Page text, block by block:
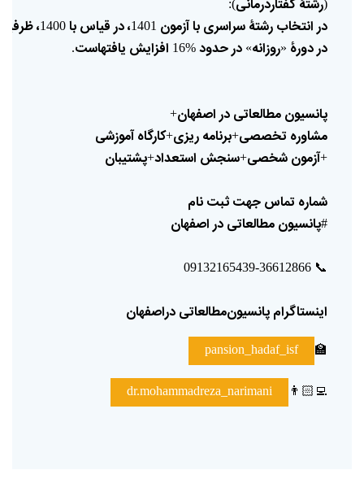
(رشتۀگفتاردرمانی):
درانتخابرشتۀسراسریباآزمون ،درقیاسبا ،
دردورۀ «روزانه» درحدود %16 افزایش یافتهاست.
پانسیونمطالعاتیدراصفهان+
مشاوره تخصصی+برنامهریزی+کارگاهآموزشی
+آزمونشخصی+سنجش استعداد+پشتیبان
شماره تماسجهتثبتنام
#پانسیونمطالعاتیدراصفهان
📞
اینستاگرامپانسیون‌مطالعاتیدراصفهان
🏫
pansion_hadaf_isf
👨🏻‍💻
dr.mohammadreza_narimani